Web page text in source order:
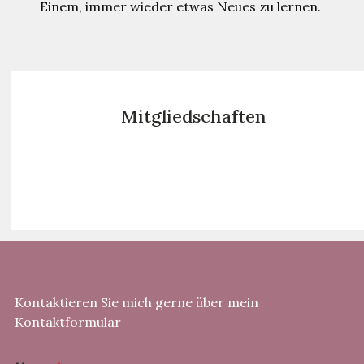
Einem, immer wieder etwas Neues zu lernen.
Mitgliedschaften
Kontaktieren Sie mich gerne über mein
Kontaktformular